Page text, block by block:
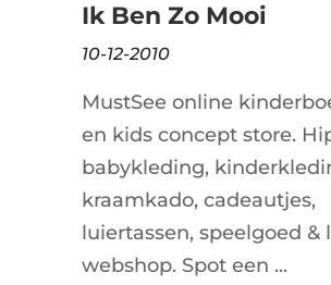
Ik Ben Zo Mooi
10-12-2010
MustSee online
en kids concept store.
babykleding,
kraamkado, cadeautjes,
luiertassen, speelgoed &
webshop. Spot een ...